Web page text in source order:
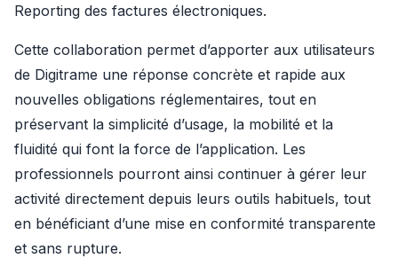
Reporting des factures électroniques.
Cette collaboration permet d’apporter aux utilisateurs
de Digitrame une réponse concrète et rapide aux
nouvelles obligations réglementaires, tout en
préservant la simplicité d’usage, la mobilité et la
fluidité qui font la force de l’application. Les
professionnels pourront ainsi continuer à gérer leur
activité directement depuis leurs outils habituels, tout
en bénéficiant d’une mise en conformité transparente
et sans rupture.